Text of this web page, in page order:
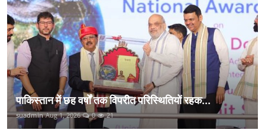
पाकिस्तान में छह वर्षों तक विपरीत परिस्थितियों रहक...
suadmin Aug 1, 2026 0 21